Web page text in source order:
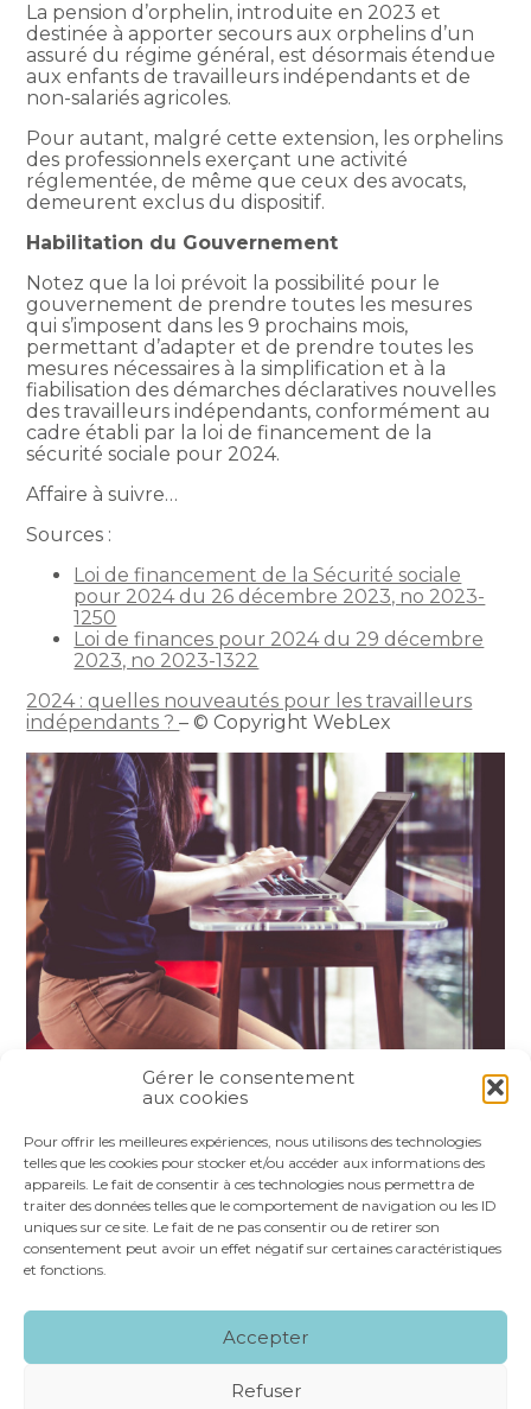
Gérer le consentement
aux cookies
Pour offrir les meilleures expériences, nous utilisons des technologies
telles que les cookies pour stocker et/ou accéder aux informations des
appareils. Le fait de consentir à ces technologies nous permettra de
traiter des données telles que le comportement de navigation ou les ID
uniques sur ce site. Le fait de ne pas consentir ou de retirer son
consentement peut avoir un effet négatif sur certaines caractéristiques
et fonctions.
Accepter
Refuser
La pension d’orphelin, introduite en 2023 et
destinée à apporter secours aux orphelins d’un
assuré du régime général, est désormais étendue
aux enfants de travailleurs indépendants et de
non-salariés agricoles.
Pour autant, malgré cette extension, les orphelins
des professionnels exerçant une activité
réglementée, de même que ceux des avocats,
demeurent exclus du dispositif.
Habilitation du Gouvernement
Notez que la loi prévoit la possibilité pour le
gouvernement de prendre toutes les mesures
qui s’imposent dans les 9 prochains mois,
permettant d’adapter et de prendre toutes les
mesures nécessaires à la simplification et à la
fiabilisation des démarches déclaratives nouvelles
des travailleurs indépendants, conformément au
cadre établi par la loi de financement de la
sécurité sociale pour 2024.
Affaire à suivre…
Sources :
Loi de financement de la Sécurité sociale
pour 2024 du 26 décembre 2023, no 2023-
1250
Loi de finances pour 2024 du 29 décembre
2023, no 2023-1322
2024 : quelles nouveautés pour les travailleurs
indépendants ?– © Copyright WebLex
FaceBook
TwitterLinkedIn
Footer
NOS SERVICES
NOS SPÉCIALITÉS
RECRUTEMENT CONTACT